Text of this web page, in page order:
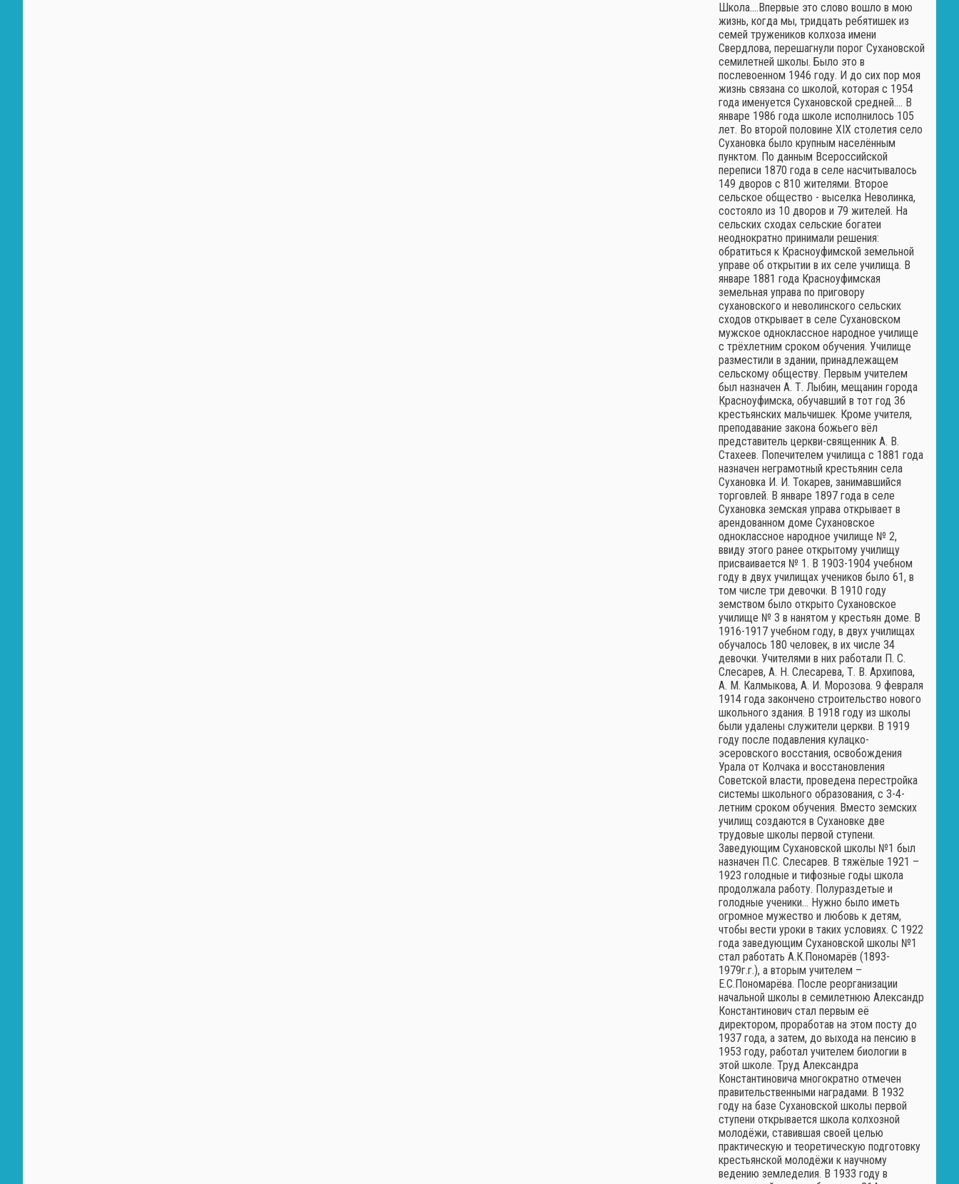
Школа.…Впервые это слово вошло в мою
жизнь, когда мы, тридцать ребятишек из
семей тружеников колхоза имени
Свердлова, перешагнули порог Сухановской
семилетней школы. Было это в
послевоенном 1946 году. И до сих пор моя
жизнь связана со школой, которая с 1954
года именуется Сухановской средней.… В
январе 1986 года школе исполнилось 105
лет. Во второй половине XIX столетия село
Сухановка было крупным населённым
пунктом. По данным Всероссийской
переписи 1870 года в селе насчитывалось
149 дворов с 810 жителями. Второе
сельское общество - выселка Неволинка,
состояло из 10 дворов и 79 жителей. На
сельских сходах сельские богатеи
неоднократно принимали решения:
обратиться к Красноуфимской земельной
управе об открытии в их селе училища. В
январе 1881 года Красноуфимская
земельная управа по приговору
сухановского и неволинского сельских
сходов открывает в селе Сухановском
мужское одноклассное народное училище
с трёхлетним сроком обучения. Училище
разместили в здании, принадлежащем
сельскому обществу. Первым учителем
был назначен А. Т. Лыбин, мещанин города
Красноуфимска, обучавший в тот год 36
крестьянских мальчишек. Кроме учителя,
преподавание закона божьего вёл
представитель церкви-священник А. В.
Стахеев. Попечителем училища с 1881 года
назначен неграмотный крестьянин села
Сухановка И. И. Токарев, занимавшийся
торговлей. В январе 1897 года в селе
Сухановка земская управа открывает в
арендованном доме Сухановское
одноклассное народное училище № 2,
ввиду этого ранее открытому училищу
присваивается № 1. В 1903-1904 учебном
году в двух училищах учеников было 61, в
том числе три девочки. В 1910 году
земством было открыто Сухановское
училище № 3 в нанятом у крестьян доме. В
1916-1917 учебном году, в двух училищах
обучалось 180 человек, в их числе 34
девочки. Учителями в них работали П. С.
Слесарев, А. Н. Слесарева, Т. В. Архипова,
А. М. Калмыкова, А. И. Морозова. 9 февраля
1914 года закончено строительство нового
школьного здания. В 1918 году из школы
были удалены служители церкви. В 1919
году после подавления кулацко-
эсеровского восстания, освобождения
Урала от Колчака и восстановления
Советской власти, проведена перестройка
системы школьного образования, с 3-4-
летним сроком обучения. Вместо земских
училищ создаются в Сухановке две
трудовые школы первой ступени.
Заведующим Сухановской школы №1 был
назначен П.С. Слесарев. В тяжёлые 1921 –
1923 голодные и тифозные годы школа
продолжала работу. Полураздетые и
голодные ученики… Нужно было иметь
огромное мужество и любовь к детям,
чтобы вести уроки в таких условиях. С 1922
года заведующим Сухановской школы №1
стал работать А.К.Пономарёв (1893-
1979г.г.), а вторым учителем –
Е.С.Пономарёва. После реорганизации
начальной школы в семилетнюю Александр
Константинович стал первым её
директором, проработав на этом посту до
1937 года, а затем, до выхода на пенсию в
1953 году, работал учителем биологии в
этой школе. Труд Александра
Константиновича многократно отмечен
правительственными наградами. В 1932
году на базе Сухановской школы первой
ступени открывается школа колхозной
молодёжи, ставившая своей целью
практическую и теоретическую подготовку
крестьянской молодёжи к научному
ведению земледелия. В 1933 году в